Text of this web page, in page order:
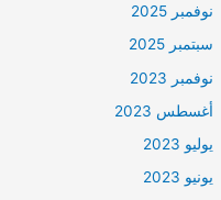
نوفمبر 2025
سبتمبر 2025
نوفمبر 2023
أغسطس 2023
يوليو 2023
يونيو 2023